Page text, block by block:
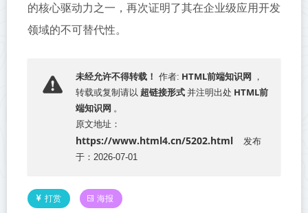
的核心驱动力之一，再次证明了其在企业级应用开发
领域的不可替代性。
未经允许不得转载！ 作者: HTML前端知识网 ，
转载或复制请以 超链接形式 并注明出处 HTML前
端知识网 。
原文地址：
https://www.html4.cn/5202.html
发布
于：2026-07-01
打赏 海报